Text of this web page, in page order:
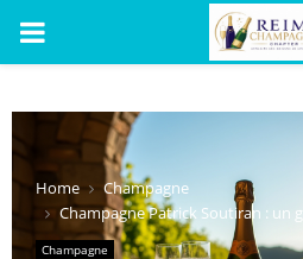
PRIMARY
Home
Champagne
Champagne Patrick Soutiran : un
Champagne